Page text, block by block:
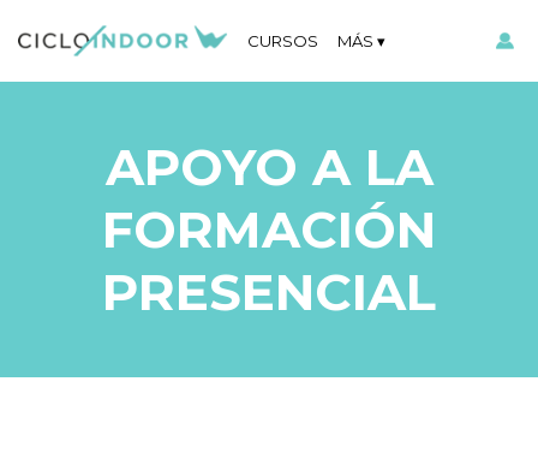
CURSOS MÁS
APOYO A LA
FORMACIÓN
PRESENCIAL